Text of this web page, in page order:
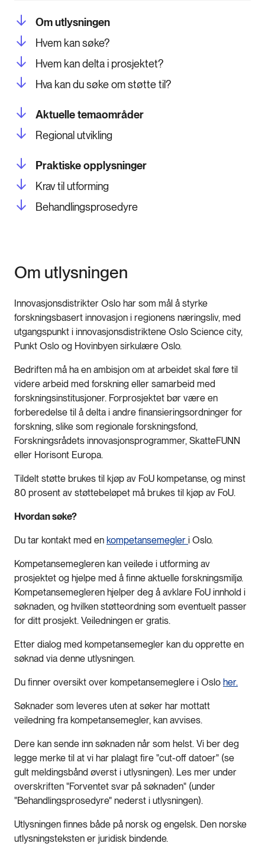
Om utlysningen
Hvem kan søke?
Hvem kan delta i prosjektet?
Hva kan du søke om støtte til?
Aktuelle temaområder
Regional utvikling
Praktiske opplysninger
Krav til utforming
Behandlingsprosedyre
Om utlysningen
Innovasjonsdistrikter Oslo har som mål å styrke
forskningsbasert innovasjon i regionens næringsliv, med
utgangspunkt i innovasjonsdistriktene Oslo Science city,
Punkt Oslo og Hovinbyen sirkulære Oslo.
Bedriften må ha en ambisjon om at arbeidet skal føre til
videre arbeid med forskning eller samarbeid med
forskningsinstitusjoner. Forprosjektet bør være en
forberedelse til å delta i andre finansieringsordninger for
forskning, slike som regionale forskningsfond,
Forskningsrådets innovasjonsprogrammer, SkatteFUNN
eller Horisont Europa.
Tildelt støtte brukes til kjøp av FoU kompetanse, og minst
80 prosent av støttebeløpet må brukes til kjøp av FoU.
Hvordan søke?
Du tar kontakt med en kompetansemegler i Oslo.
Kompetansemegleren kan veilede i utforming av
prosjektet og hjelpe med å finne aktuelle forskningsmiljø.
Kompetansemegleren hjelper deg å avklare FoU innhold i
søknaden, og hvilken støtteordning som eventuelt passer
for ditt prosjekt. Veiledningen er gratis.
Etter dialog med kompetansemegler kan du opprette en
søknad via denne utlysningen.
Du finner oversikt over kompetansemeglere i Oslo her.
Søknader som leveres uten at søker har mottatt
veiledning fra kompetansemegler, kan avvises.
Dere kan sende inn søknaden når som helst. Vi ber deg
legge merke til at vi har plalagt fire "cut-off datoer" (se
gult meldingsbånd øverst i utlysningen). Les mer under
overskriften "Forventet svar på søknaden" (under
"Behandlingsprosedyre" nederst i utlysningen).
Utlysningen finnes både på norsk og engelsk. Den norske
utlysningsteksten er juridisk bindende.